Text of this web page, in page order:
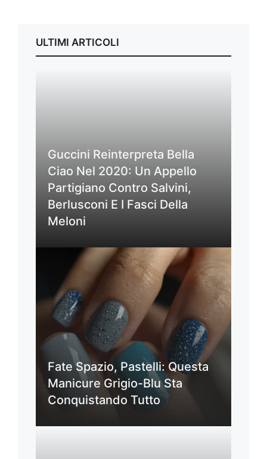
ULTIMI ARTICOLI
Guccini Reinterpreta Bella
Ciao Nel 2020: Un Appello
Partigiano Contro Salvini,
Berlusconi E I Fasci Della
Meloni
Fate Spazio, Pastelli: Questa
Manicure Grigio-Blu Sta
Conquistando Tutto